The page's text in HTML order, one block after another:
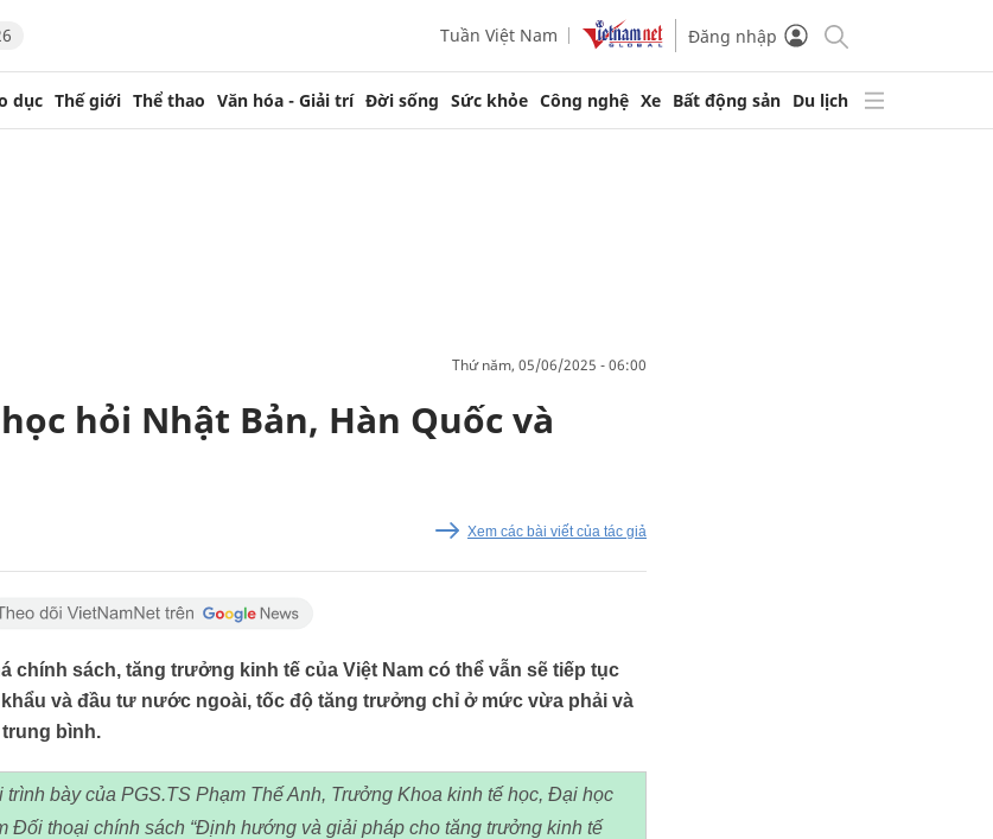
Tuần Việt Nam Đăng nhập
dục Thế giới Thể thao Văn hóa - Giải trí Đời sống Sức khỏe Công nghệ Xe Bất động sản Du lịch
thứ năm, 05/06/2025 - 06:00
hỏi Nhật Bản, Hàn Quốc và
Xem các bài viết của tác giả
chính sách, tăng trưởng kinh tế của Việt Nam có thể vẫn sẽ tiếp tục
và đầu tư nước ngoài, tốc độ tăng trưởng chỉ ở mức vừa phải và
bình.
bày của PGS.TS Phạm Thế Anh, Trưởng Khoa kinh tế học, Đại học
Đối thoại chính sách “Định hướng và giải pháp cho tăng trưởng kinh tế